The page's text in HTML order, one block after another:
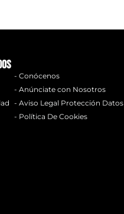
- Conócenos
- Anúnciate con Nosotros
- Aviso Legal Protección Datos
- Política De Cookies